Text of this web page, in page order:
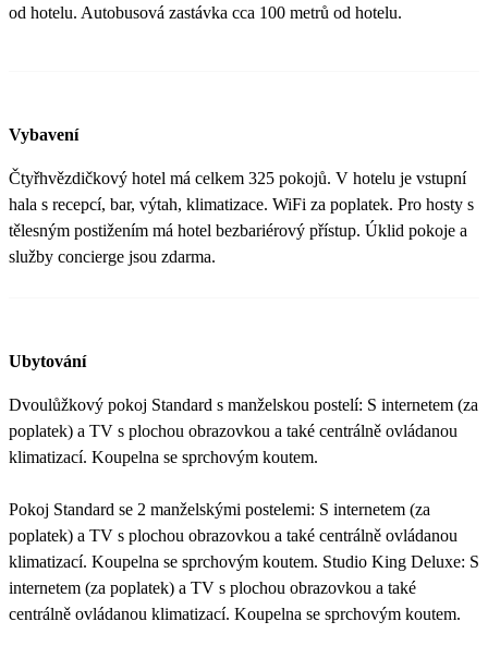
od hotelu. Autobusová zastávka cca 100 metrů od hotelu.
Vybavení
Čtyřhvězdičkový hotel má celkem 325 pokojů. V hotelu je vstupní
hala s recepcí, bar, výtah, klimatizace. WiFi za poplatek. Pro hosty s
tělesným postižením má hotel bezbariérový přístup. Úklid pokoje a
služby concierge jsou zdarma.
Ubytování
Dvoulůžkový pokoj Standard s manželskou postelí: S internetem (za
poplatek) a TV s plochou obrazovkou a také centrálně ovládanou
klimatizací. Koupelna se sprchovým koutem.
Pokoj Standard se 2 manželskými postelemi: S internetem (za
poplatek) a TV s plochou obrazovkou a také centrálně ovládanou
klimatizací. Koupelna se sprchovým koutem. Studio King Deluxe: S
internetem (za poplatek) a TV s plochou obrazovkou a také
centrálně ovládanou klimatizací. Koupelna se sprchovým koutem.